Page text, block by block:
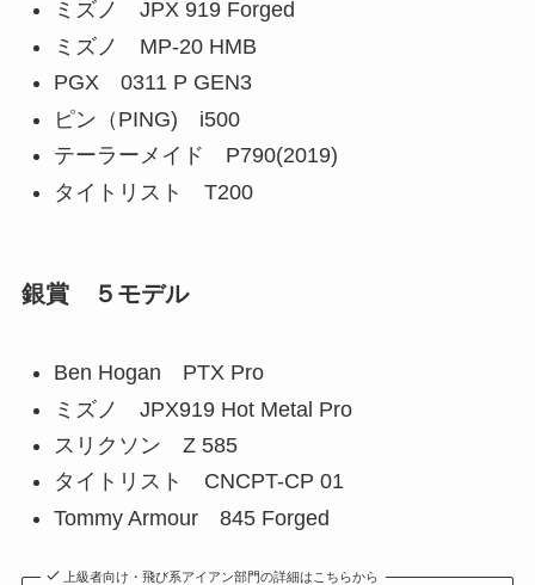
ミズノ JPX 919 Forged
ミズノ MP-20 HMB
PGX 0311 P GEN3
ピン（PING) i500
テーラーメイド P790(2019)
タイトリスト T200
銀賞 ５モデル
Ben Hogan PTX Pro
ミズノ JPX919 Hot Metal Pro
スリクソン Z 585
タイトリスト CNCPT-CP 01
Tommy Armour 845 Forged
上級者向け・飛び系アイアン部門の詳細はこちらから